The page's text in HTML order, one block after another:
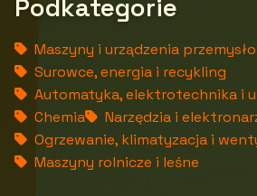
Podkategorie
Maszyny i urządzenia
Surowce, energia i recykling
Automatyka, elektrotechnika i
Chemia
Narzędzia i
Ogrzewanie, klimatyzacja i
Maszyny rolnicze i leśne